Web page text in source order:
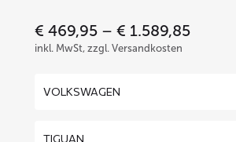
€ 469,95 – € 1.589,85Price
inkl. MwSt, zzgl. Versandkosten